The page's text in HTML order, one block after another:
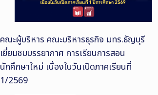
คณะผู้บริหาร คณะบริหารธุรกิจ มทร.ธัญบุรี
เยี่ยมชมบรรยากาศ การเรียนการสอน
นักศึกษาใหม่ เนื่องในวันเปิดภาคเรียนที่
1/2569